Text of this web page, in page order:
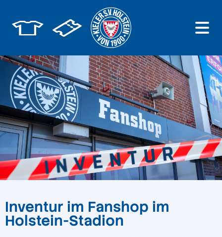
Inventur im Fanshop im
Holstein-Stadion